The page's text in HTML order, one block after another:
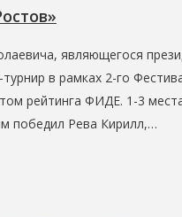
являющегося
в рамках 2-го
рейтинга ФИДЕ. 1-3
победил Рева Кирилл,…